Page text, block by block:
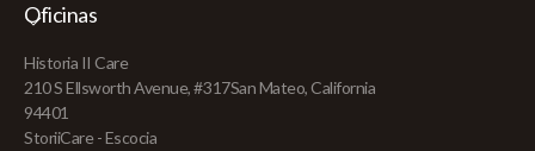
Oficinas
Historia II Care
210 S Ellsworth Avenue, #317San Mateo, California
94401
StoriiCare - Escocia